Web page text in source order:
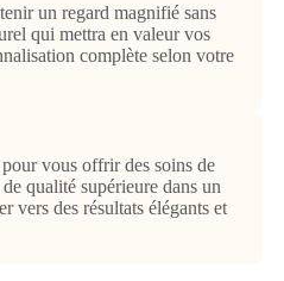
un regard magnifié sans
qui mettra en valeur vos
complète selon votre
vous offrir des soins de
qualité supérieure dans un
vers des résultats élégants et